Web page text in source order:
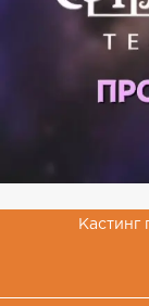
Кастинг